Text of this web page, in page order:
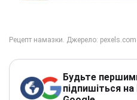
Будьте
підпишіться